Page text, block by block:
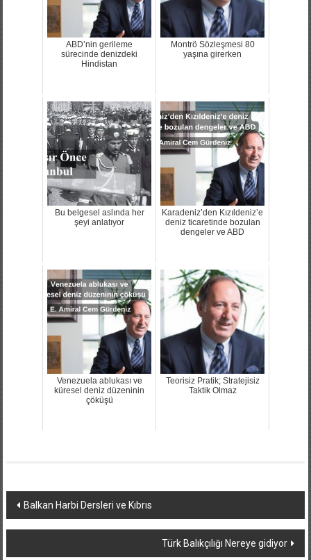
ABD’nin gerileme
sürecinde denizdeki
Hindistan
Montrö Sözleşmesi 80
yaşına girerken
Bu belgesel aslında her
şeyi anlatıyor
Karadeniz’den Kızıldeniz’e
deniz ticaretinde bozulan
dengeler ve ABD
Venezuela ablukası ve
küresel deniz düzeninin
çöküşü
Teorisiz Pratik; Stratejisiz
Taktik Olmaz
Yazı
dolaşımı
Balkan Harbi Dersleri ve Kıbrıs
Türk Balıkçılığı Nereye gidiyor